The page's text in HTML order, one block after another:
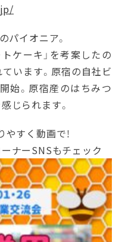
パイオニア。
ケーキ」を考案したの
います。原宿の自社ビ
始。原宿産のはちみつ
じられます。
すく動画で！
ナーSNSもチェック